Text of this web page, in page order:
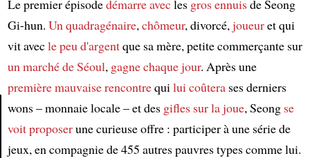
Article
Le premier épisodedémarre avecles gros ennuisde Seong
Gi-hun. Un quadragénaire,chômeur, divorcé,joueuret qui
vit avecle peu d'argentque sa mère, petite commerçante sur
un marché de Séoul, gagne chaque jour. Après une
première mauvaise rencontrequilui coûterases derniers
wons – monnaie locale – et des gifles sur la joue, Seong se
voit proposerune curieuse offre : participer à une série de
jeux, en compagnie de 455 autres pauvres types comme lui.